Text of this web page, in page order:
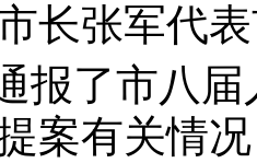
长张军代
报了市八
案有关情